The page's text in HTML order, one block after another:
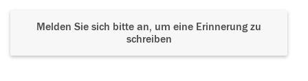
Melden Sie sich bitte an, um eine Erinnerung zu
schreiben